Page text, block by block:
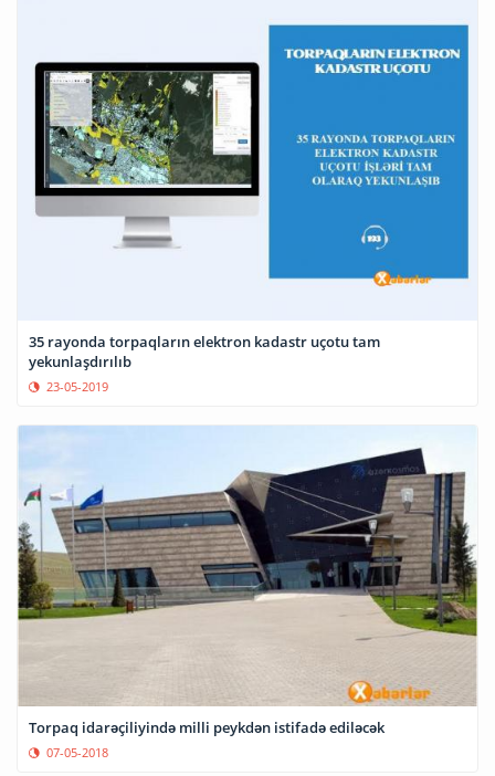
35 rayonda torpaqların elektron kadastr uçotu tam
yekunlaşdırılıb
23-05-2019
Torpaq idarəçiliyində milli peykdən istifadə ediləcək
07-05-2018